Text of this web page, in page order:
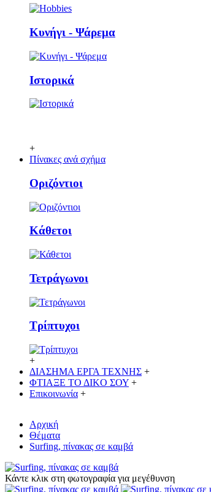
Κυνήγι - Ψάρεμα
Ιστορικά
+
Πίνακες ανά σχήμα
Οριζόντιοι
Κάθετoι
Τετράγωνοι
Τρίπτυχοι
+
ΔΙΑΣΗΜΑ ΕΡΓΑ ΤΕΧΝΗΣ +
ΦΤΙΑΞΕ ΤΟ ΔΙΚO ΣΟΥ +
Επικοινωνία +
Αρχική
Θέματα
Surfing, πίνακας σε καμβά
Κάντε κλικ στη φωτογραφία για μεγέθυνση